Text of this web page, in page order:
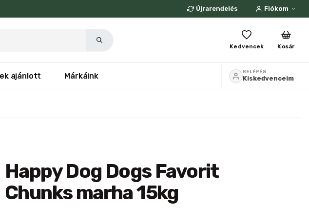
Újrarendelés Fiókom
Kedvencek Kosár
ajánlott Márkáink BELÉPÉS
Kiskedvenceim
Happy Dog Dogs Favorit
Chunks marha 15kg